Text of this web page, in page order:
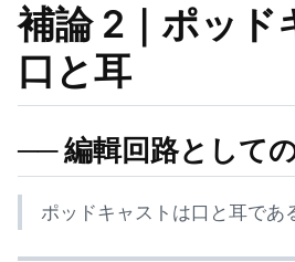
補論 2｜ポッド
口と耳
── 編輯回路として
ポッドキャストは口と耳であ